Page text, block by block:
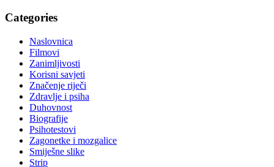
Categories
Naslovnica
Filmovi
Zanimljivosti
Korisni savjeti
Značenje riječi
Zdravlje i psiha
Duhovnost
Biografije
Psihotestovi
Zagonetke i mozgalice
Smiješne slike
Strip